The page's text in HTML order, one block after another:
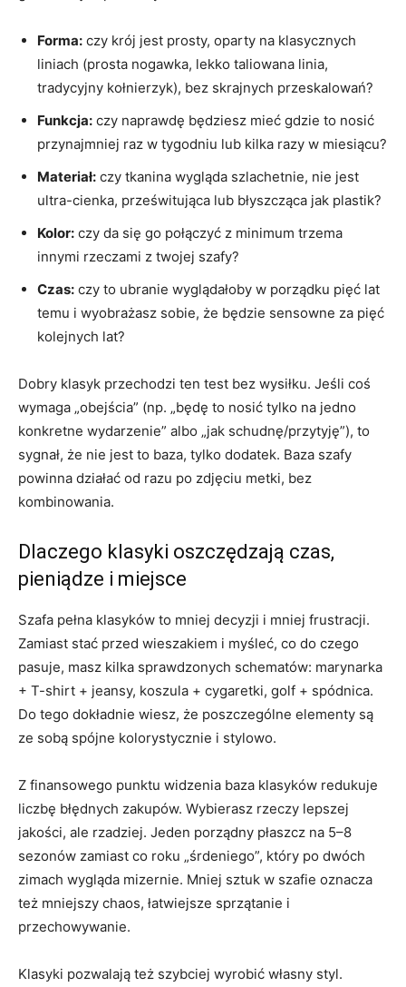
Forma: czy krój jest prosty, oparty na klasycznych
liniach (prosta nogawka, lekko taliowana linia,
tradycyjny kołnierzyk), bez skrajnych przeskalowań?
Funkcja: czy naprawdę będziesz mieć gdzie to nosić
przynajmniej raz w tygodniu lub kilka razy w miesiącu?
Materiał: czy tkanina wygląda szlachetnie, nie jest
ultra-cienka, prześwitująca lub błyszcząca jak plastik?
Kolor: czy da się go połączyć z minimum trzema
innymi rzeczami z twojej szafy?
Czas: czy to ubranie wyglądałoby w porządku pięć lat
temu i wyobrażasz sobie, że będzie sensowne za pięć
kolejnych lat?
Dobry klasyk przechodzi ten test bez wysiłku. Jeśli coś
wymaga „obejścia” (np. „będę to nosić tylko na jedno
konkretne wydarzenie” albo „jak schudnę/przytyję”), to
sygnał, że nie jest to baza, tylko dodatek. Baza szafy
powinna działać od razu po zdjęciu metki, bez
kombinowania.
Dlaczego klasyki oszczędzają czas,
pieniądze i miejsce
Szafa pełna klasyków to mniej decyzji i mniej frustracji.
Zamiast stać przed wieszakiem i myśleć, co do czego
pasuje, masz kilka sprawdzonych schematów: marynarka
+ T-shirt + jeansy, koszula + cygaretki, golf + spódnica.
Do tego dokładnie wiesz, że poszczególne elementy są
ze sobą spójne kolorystycznie i stylowo.
Z finansowego punktu widzenia baza klasyków redukuje
liczbę błędnych zakupów. Wybierasz rzeczy lepszej
jakości, ale rzadziej. Jeden porządny płaszcz na 5–8
sezonów zamiast co roku „śrdeniego”, który po dwóch
zimach wygląda mizernie. Mniej sztuk w szafie oznacza
też mniejszy chaos, łatwiejsze sprzątanie i
przechowywanie.
Klasyki pozwalają też szybciej wyrobić własny styl.